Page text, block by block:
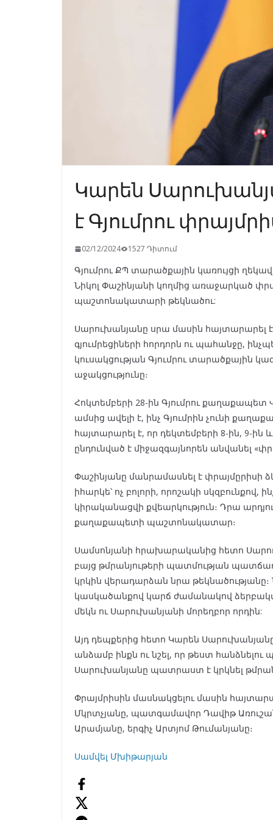
Կարեն
է Գյումրու
02/12/2024 1527 Դիտում
Գյումրու ՔՊ տարածքային կառույցի
Նիկոլ Փաշինյանի կողմից առաջարկած
պաշտոնակատարի թեկնածու:
Սարուխանյանը սրա մասին հայտարարել է
գյումրեցիների հորդորն ու պահանջը,
կուսակցության Գյումրու տարածքային
աջակցությունը։
Հոկտեմբերի 28-ին Գյումրու
ամսից ավելի է, ինչ Գյումրին չունի
հայտարարել է, որ դեկտեմբերի 8-ին, 9-ին
ընդունված է միջազգայնորեն անվանել
Փաշինյանը մանրամասնել է փրայմըրիսի
իհարկե՝ ոչ բոլորի, որոշակի
կիրականացվի քվեարկություն։ Դրա
քաղաքապետի պաշտոնակատար։
Սամսոնյանի հրախարականից հետո
բայց թմրանյութերի պատմության
կրկին վերադարձան նրա թեկնածությանը։
կասկածանքով կարճ ժամանակով
մեկն ու Սարուխանյանի մորեղբոր որդին:
Այդ դեպքերից հետո Կարեն
անձամբ ինքն ու նշել, որ թեստ
Սարուխանյանը պատրաստ է կրկնել
Փրայմրիսին մասնակցելու մասին
Մկրտչյանը, պատգամավոր Դավիթ
Արամյանը, երգիչ Արտյոմ Թումանյանը։
Սամվել Մխիթարյան